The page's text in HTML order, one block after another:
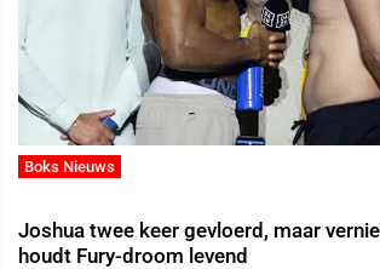
Boks Nieuws
Joshua twee keer gevloerd, maar
houdt Fury-droom levend